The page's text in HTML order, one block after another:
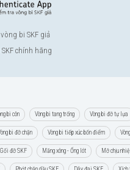
bi SKF giả
chính hãng
bi côn Vòng bi tang trống Vòng bi đỡ tự lựa
bi đỡ chặn Vòng bi tiếp xúc bốn điểm
Gối đỡ SKF Măng xông - Ống lót Mỡ chịu